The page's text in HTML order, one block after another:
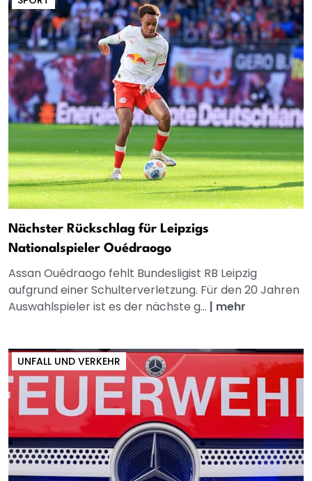
Nächster Rückschlag für Leipzigs
Nationalspieler Ouédraogo
Assan Ouédraogo fehlt Bundesligist RB Leipzig
aufgrund einer Schulterverletzung. Für den 20 Jahren
Auswahlspieler ist es der nächste g... | mehr
UNFALL UND VERKEHR